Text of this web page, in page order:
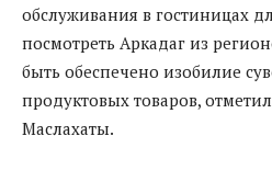
обслуживания в гостиницах
посмотреть Аркадаг из
быть обеспечено изобилие
продуктовых товаров,
Маслахаты.